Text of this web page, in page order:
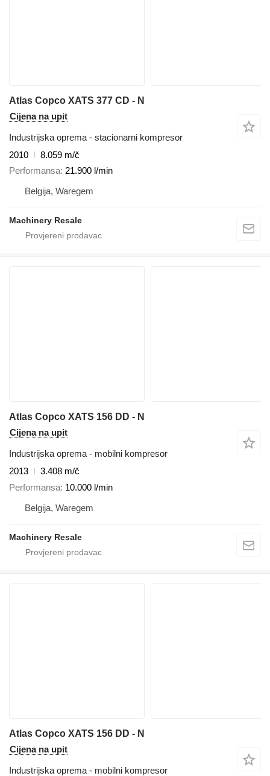
Atlas Copco XATS 377 CD - N
Cijena na upit
Industrijska oprema - stacionarni kompresor
2010
8.059 m/č
Performansa 21.900 l/min
Belgija, Waregem
Machinery Resale
Atlas Copco XATS 156 DD - N
Cijena na upit
Industrijska oprema - mobilni kompresor
2013
3.408 m/č
Performansa 10.000 l/min
Belgija, Waregem
Machinery Resale
Atlas Copco XATS 156 DD - N
Cijena na upit
Industrijska oprema - mobilni kompresor